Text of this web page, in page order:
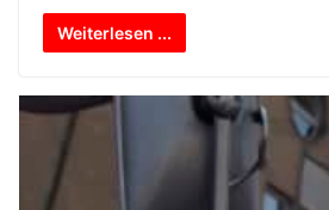
Weiterlesen ...